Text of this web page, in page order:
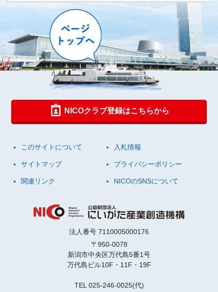
NICOクラブ登録はこちらから
このサイトについて 入札情報
サイトマップ プライバシーポリシー
関連リンク NICOのSNSについて
法人番号 7110005000176
〒950-0078
新潟市中央区万代島5番1号
万代島ビル10F・11F・19F
TEL 025-246-0025(代)